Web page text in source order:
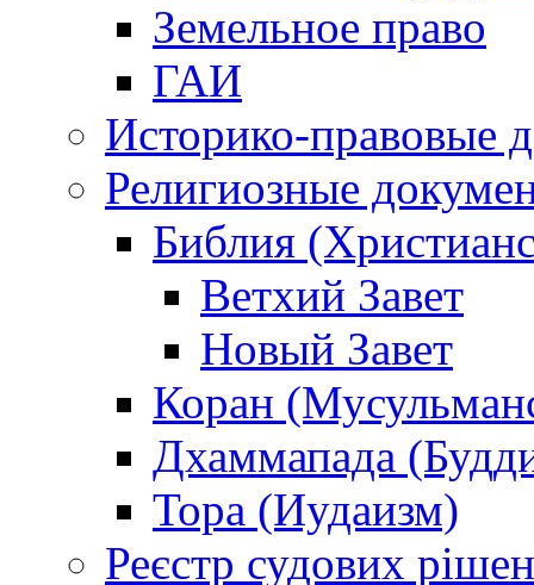
Земельное право
ГАИ
Историко-правовые
Религиозные
Библия
Ветхий Завет
Новый Завет
Коран
Дхаммапада
Тора (Иудаизм)
Реєстр судових